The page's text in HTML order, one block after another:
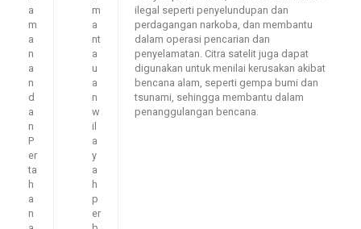
a
m
a
n
a
n
d
a
n
P
er
ta
h
a
n
m
a
nt
a
u
a
n
w
il
a
y
a
h
p
er
ilegal seperti penyelundupan dan
perdagangan narkoba, dan membantu
dalam operasi pencarian dan
penyelamatan. Citra satelit juga dapat
digunakan untuk menilai kerusakan akibat
bencana alam, seperti gempa bumi dan
tsunami, sehingga membantu dalam
penanggulangan bencana.